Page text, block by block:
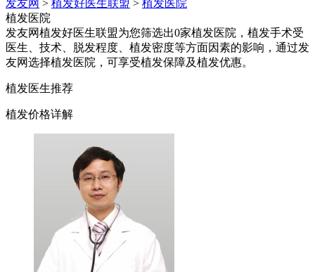
发友网 > 植发好医生联盟 > 植发医院
植发医院
发友网植发好医生联盟为您筛选出0家植发医院，植发手术受
医生、技术、脱发程度、植发密度等方面因素的影响，通过发
友网选择植发医院，可享受植发保障及植发优惠。
植发医生推荐
植发价格详解